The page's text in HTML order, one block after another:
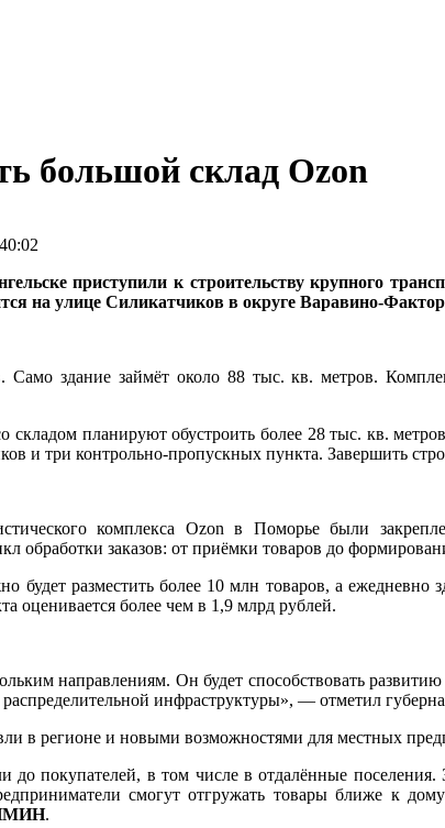
большой склад Ozon
приступили к строительству крупного
на улице Силикатчиков в округе Варавино-
здание займёт около 88 тыс. кв. метров.
складом планируют обустроить более 28 тыс. кв.
и три контрольно-пропускных пункта. Завершить
комплекса Ozon в Поморье были
обработки заказов: от приёмки товаров до
разместить более 10 млн товаров, а ежедневно
оценивается более чем в 1,9 млрд рублей.
направлениям. Он будет способствовать
инфраструктуры», — отметил
в регионе и новыми возможностями для местных
покупателей, в том числе в отдалённые
смогут отгружать товары ближе к
.